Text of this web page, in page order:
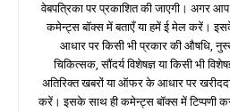
वेबपत्रिका पर प्रकाशित की जाएगी। अगर
कमेन्ट्स बॉक्स में बताएँ या हमें ई मेल करें।
आधार पर किसी भी प्रकार की औषधि,
चिकित्सक, सौंदर्य विशेषज्ञ या किसी भी
अतिरिक्त खबरों या ऑफर के आधार पर
करें। इसके साथ ही कमेन्ट्स बॉक्स में टिप्पणी